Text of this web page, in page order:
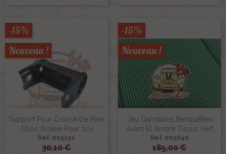
Support Pour Crosse De Pare
Choc Arrière Pour 2cv
Ref :005191
30,10 €
-15%
Nouveau !
Jeu Garnitures Banquettes
Avant Et Arrière Tissus Vert
Ref :005640
185,00 €
-15%
Nouveau !